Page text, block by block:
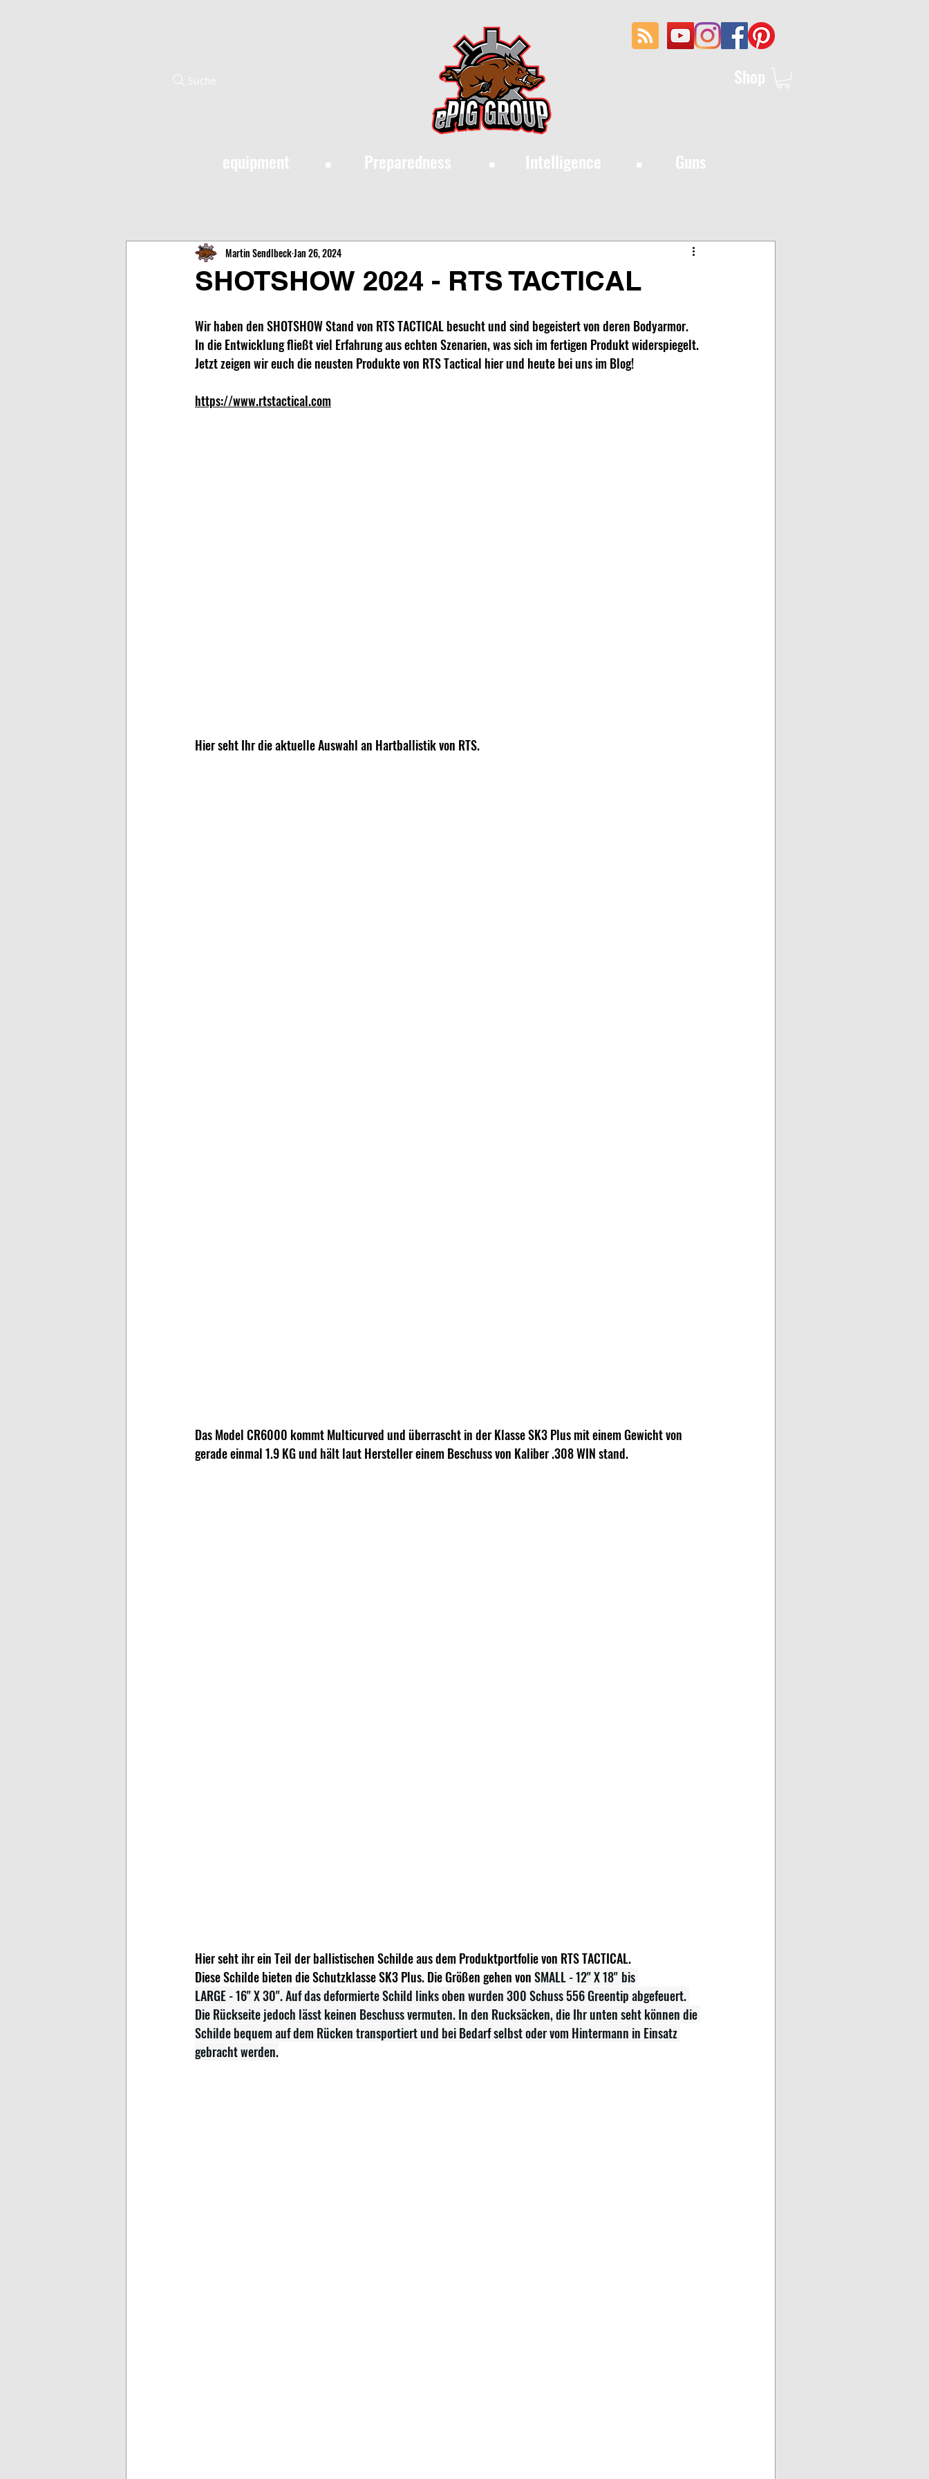
Shop
·
equipment Preparedness Intelligence Guns
·
·
Suche
SHOTSHOW 2024 - RTS TACTICAL
Martin SendlbeckJan 26, 2024
Wir haben den SHOTSHOW Stand von RTS TACTICAL besucht und sind begeistert von deren Bodyarmor.
In die Entwicklung fließt viel Erfahrung aus echten Szenarien, was sich im fertigen Produkt widerspiegelt.
Jetzt zeigen wir euch die neusten Produkte von RTS Tactical hier und heute bei uns im Blog!
https://www.rtstactical.com
Hier seht Ihr die aktuelle Auswahl an Hartballistik von RTS.
Das Model CR6000 kommt Multicurved und überrascht in der Klasse SK3 Plus mit einem Gewicht von
gerade einmal 1.9 KG und hält laut Hersteller einem Beschuss von Kaliber .308 WIN stand.
Hier seht ihr ein Teil der ballistischen Schilde aus dem Produktportfolie von RTS TACTICAL.
Diese Schilde bieten die Schutzklasse SK3 Plus. Die Größen gehen von SMALL - 12" X 18" bis
LARGE - 16" X 30". Auf das deformierte Schild links oben wurden 300 Schuss 556 Greentip abgefeuert.
Die Rückseite jedoch lässt keinen Beschuss vermuten. In den Rucksäcken, die Ihr unten seht können die
Schilde bequem auf dem Rücken transportiert und bei Bedarf selbst oder vom Hintermann in Einsatz
gebracht werden.